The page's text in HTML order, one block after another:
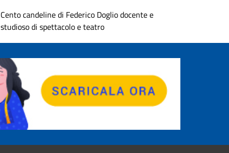
Cento candeline di Federico Doglio docente e
studioso di spettacolo e teatro